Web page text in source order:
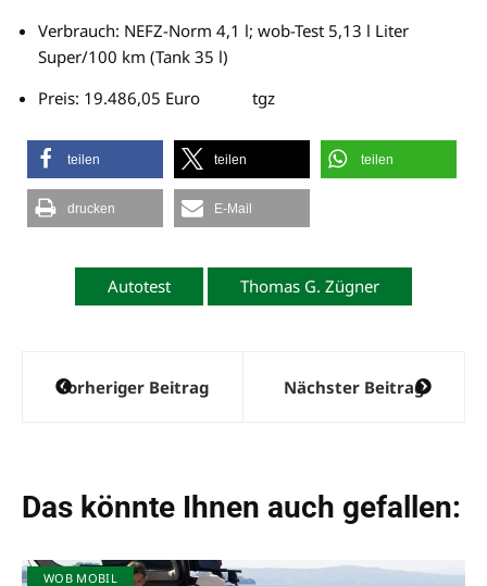
Verbrauch: NEFZ-Norm 4,1 l; wob-Test 5,13 l Liter
Super/100 km (Tank 35 l)
Preis: 19.486,05 Euro tgz
teilen teilen teilen
drucken E-Mail
Autotest Thomas G. Zügner
Beitragsnavigation
Vorheriger Beitrag Nächster Beitrag
Das könnte Ihnen auch gefallen:
WOB MOBIL